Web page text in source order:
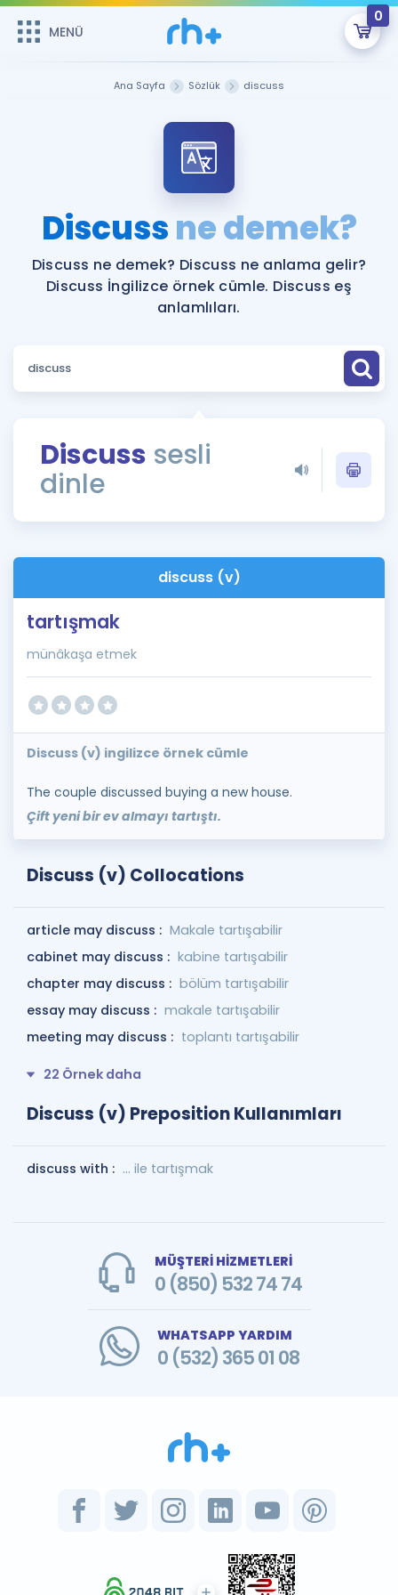
MENÜ
0
ÜYE DEĞİLİM
Sepetin Şu An Boş.
Remzi Hoca ile seni sınava hazırlayacak onlarca eğitim seni
bekliyor!
MENÜ
Faydalı Araçlar
Sözlük
Rehberlik Aracı
ÖSYM Sınav Takvimi
İngilizce Gramer
Hakkımızda
Ana Sayfa Sözlük discuss
Discussne demek?
Discuss ne demek? Discuss ne anlama gelir?
Discuss İngilizce örnek cümle. Discuss eş
anlamlıları.
Discuss sesli
dinle
discuss (v)
tartışmak
münâkaşa etmek
Discuss (v) ingilizce örnek cümle
The couple discussed buying a new house.
Çift yeni bir ev almayı tartıştı.
Discuss (v) Collocations
article may discuss : Makale tartışabilir
cabinet may discuss : kabine tartışabilir
chapter may discuss : bölüm tartışabilir
essay may discuss : makale tartışabilir
meeting may discuss : toplantı tartışabilir
22 Örnek daha
Discuss (v) Preposition Kullanımları
discuss with : ... ile tartışmak
MÜŞTERİ HİZMETLERİ
0 (850) 532 74 74
WHATSAPP YARDIM
0 (532) 365 01 08